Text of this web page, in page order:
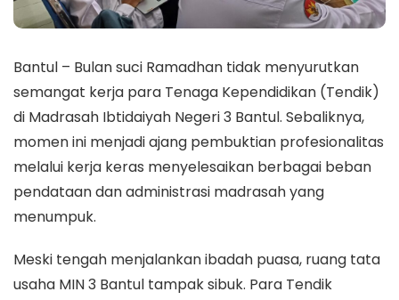
Bantul – Bulan suci Ramadhan tidak menyurutkan
semangat kerja para Tenaga Kependidikan (Tendik)
di Madrasah Ibtidaiyah Negeri 3 Bantul. Sebaliknya,
momen ini menjadi ajang pembuktian profesionalitas
melalui kerja keras menyelesaikan berbagai beban
pendataan dan administrasi madrasah yang
menumpuk.
Meski tengah menjalankan ibadah puasa, ruang tata
usaha MIN 3 Bantul tampak sibuk. Para Tendik